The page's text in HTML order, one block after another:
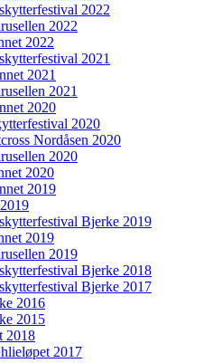
2022
2022
2022
2021
2021
2021
2020
2020
Nordåsen 2020
2020
2020
2019
Bjerke 2019
2019
2019
Bjerke 2018
Bjerke 2017
2016
2015
2018
2017